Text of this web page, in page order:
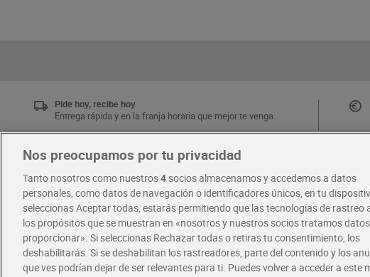
Pide hoy, recibe hoy
Entrega rápida y en la franja horaria que mejor te venga.
Disfruta las ventajas y ofertas exclusivas.
Descárgate la APP Dia
RECETAS · COMER MEJOR CADA DIA ·
Nos preocupamos por tu privacidad
Tanto nosotros como nuestros4socios almacenamos y accedemos a datos
personales, como datos de navegación o identificadores únicos, en tu
seleccionas Aceptar todas, estarás permitiendo que las tecnologías de rastreo
los propósitos que se muestran en «nosotros y nuestros socios tratamos
proporcionar». Si seleccionas Rechazar todas o retiras tu consentimiento, los
deshabilitarás. Si se deshabilitan los rastreadores, parte del contenido y los
que ves podrían dejar de ser relevantes para ti. Puedes volver a acceder a este